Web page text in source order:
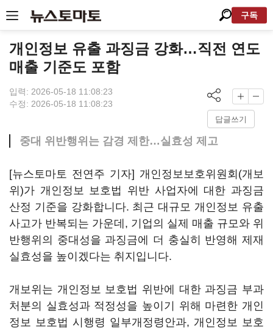
구독
개인정보 유출 과징금 강화…직전 연도
매출 기준도 포함
입력: 2026-05-18 11:08:23
수정: 2026-05-18 11:08:23
답글쓰기
중대 위반행위는 감경 제한…실효성 제고
[뉴스토마토 전연주 기자] 개인정보보호위원회(개보
위)가 개인정보 보호법 위반 사업자에 대한 과징금
산정 기준을 강화합니다. 최근 대규모 개인정보 유출
사고가 반복되는 가운데, 기업의 실제 매출 규모와 위
반행위의 중대성을 과징금에 더 충실히 반영해 제재
실효성을 높이겠다는 취지입니다.
개보위는 개인정보 보호법 위반에 대한 과징금 부과
처분의 실효성과 적정성을 높이기 위해 마련한 개인
정보 보호법 시행령 일부개정령안과, 개인정보 보호